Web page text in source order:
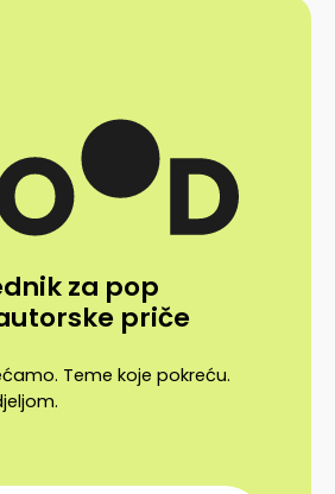
za pop
priče
Teme koje pokreću.